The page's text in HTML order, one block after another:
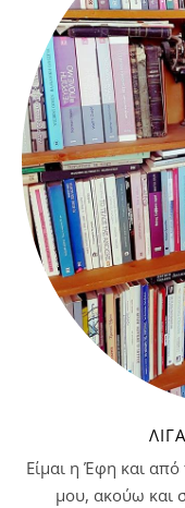
Είμαι η Έφη και
μου, ακούω και